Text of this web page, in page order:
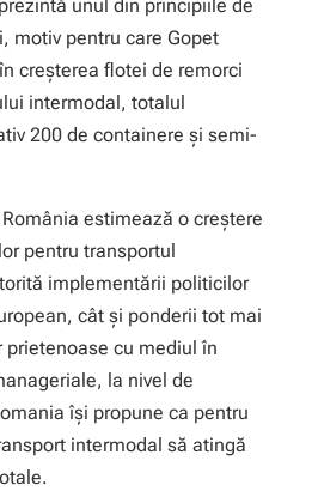
unul din principiile de
motiv pentru care Gopet
creșterea flotei de remorci
intermodal, totalul
200 de containere și semi-
estimează o creștere
pentru transportul
implementării politicilor
cât și ponderii tot mai
cu mediul în
la nivel de
își propune ca pentru
intermodal să atingă